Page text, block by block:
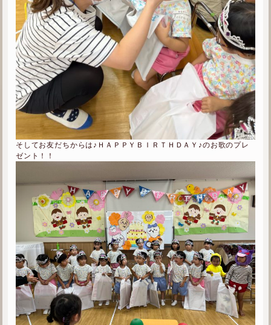
そしてお友だちからは♪ＨＡＰＰＹＢＩＲＴＨＤＡＹ♪のお歌のプレ
ゼント！！